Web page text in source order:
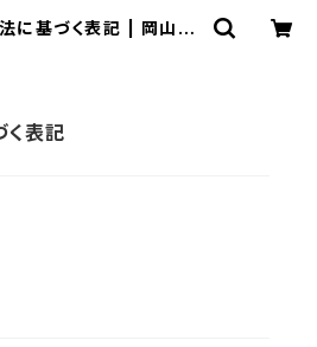
に基づく表記 | 岡山珈
く表記